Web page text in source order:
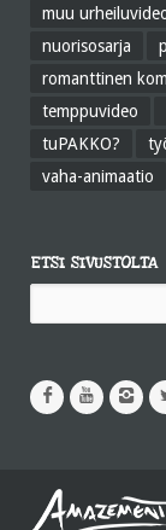
muu
nuorisosarja
romanttinen
temppuvideo
tuPAKKO?
vaha-animaatio
ETSI SIVUSTOLTA